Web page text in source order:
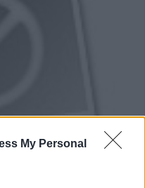
My Personal